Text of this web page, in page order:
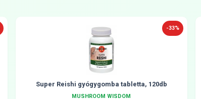
-33%
Super Reishi gyógygomba tabletta, 120db
MUSHROOM WISDOM